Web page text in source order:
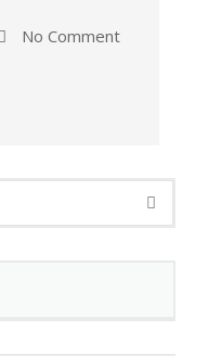
No Comment